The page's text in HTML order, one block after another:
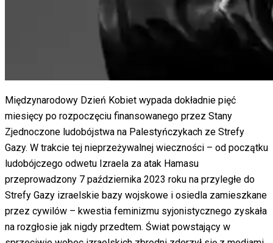
Międzynarodowy Dzień Kobiet wypada dokładnie pięć
miesięcy po rozpoczęciu finansowanego przez Stany
Zjednoczone ludobójstwa na Palestyńczykach ze Strefy
Gazy. W trakcie tej nieprzeżywalnej wieczności – od początku
ludobójczego odwetu Izraela za atak Hamasu
przeprowadzony 7 października 2023 roku na przyległe do
Strefy Gazy izraelskie bazy wojskowe i osiedla zamieszkane
przez cywilów – kwestia feminizmu syjonistycznego zyskała
na rozgłosie jak nigdy przedtem. Świat powstający w